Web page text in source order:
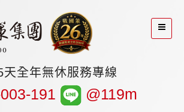
天全年無休服務專線
191 @119m